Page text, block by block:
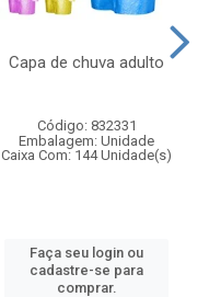
Capa de chuva adulto
Código: 832331
Embalagem: Unidade
Caixa Com: 144 Unidade(s)
Faça seu login ou
cadastre-se para
comprar.